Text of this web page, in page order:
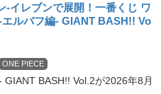
‐イレブンで展開！一番くじ ワ
エルバフ編- GIANT BASH!! Vo
ONE PIECE
BASH!! Vol.2が2026年8月